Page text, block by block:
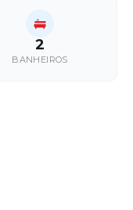
2
BANHEIROS